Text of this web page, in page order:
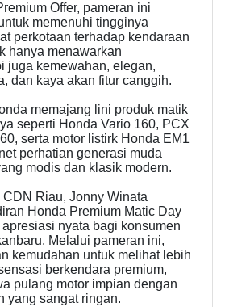
Offer, pameran ini
memenuhi tingginya
perkotaan terhadap kendaraan
hanya menawarkan
juga kemewahan, elegan,
dan kaya akan fitur canggih.
memajang lini produk matik
seperti Honda Vario 160, PCX
serta motor listirk Honda EM1
perhatian generasi muda
modis dan klasik modern.
Riau, Jonny Winata
Honda Premium Matic Day
nyata bagi konsumen
Melalui pameran ini,
kemudahan untuk melihat lebih
berkendara premium,
pulang motor impian dengan
yang sangat ringan.